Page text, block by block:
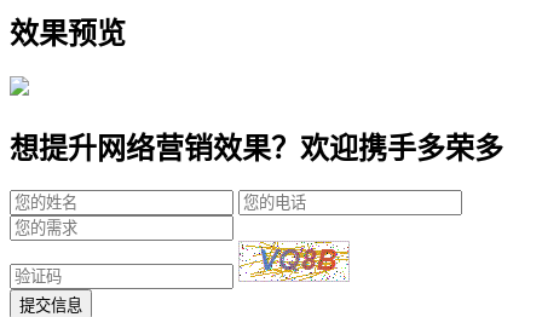
效果预览
想提升网络营销效果？欢迎携手多荣多
提交信息